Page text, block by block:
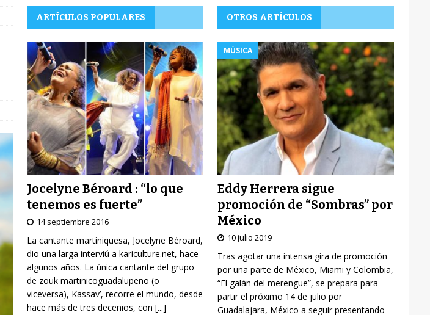
ARTÍCULOS POPULARES
Jocelyne Béroard : “lo que
tenemos es fuerte”
14 septiembre 2016
La cantante martiniquesa, Jocelyne Béroard,
dio una larga interviú a kariculture.net, hace
algunos años. La única cantante del grupo
de zouk martinicoguadalupeño (o
viceversa), Kassav’, recorre el mundo, desde
hace más de tres decenios, con [...]
OTROS ARTÍCULOS
MÚSICA
Eddy Herrera sigue
promoción de “Sombras” por
México
10 julio 2019
Tras agotar una intensa gira de promoción
por una parte de México, Miami y Colombia,
“El galán del merengue”, se prepara para
partir el próximo 14 de julio por
Guadalajara, México a seguir presentando